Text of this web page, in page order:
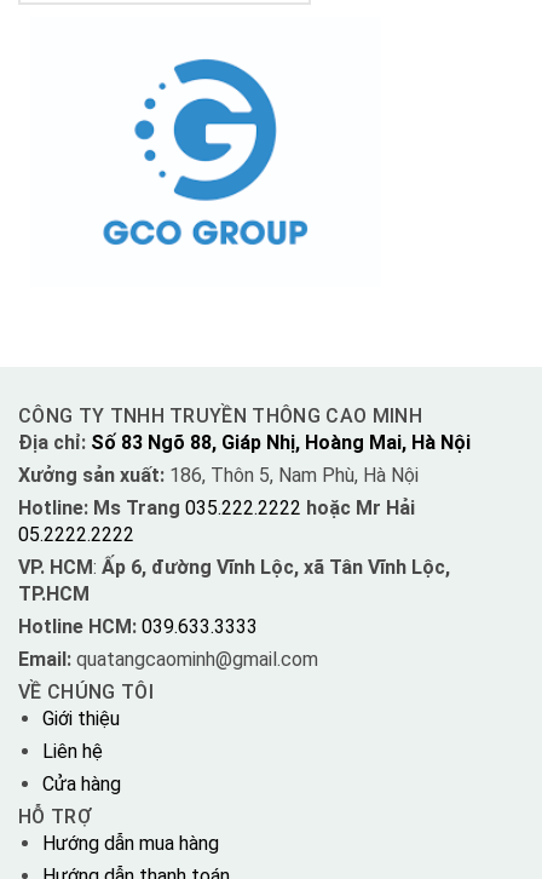
CÔNG TY TNHH TRUYỀN THÔNG CAO MINH
Địa chỉ: Số 83 Ngõ 88, Giáp Nhị, Hoàng Mai, Hà Nội
Xưởng sản xuất: 186, Thôn 5, Nam Phù, Hà Nội
Hotline: Ms Trang 035.222.2222 hoặc Mr Hải
05.2222.2222
VP. HCM: Ấp 6, đường Vĩnh Lộc, xã Tân Vĩnh Lộc,
TP.HCM
Hotline HCM: 039.633.3333
Email: quatangcaominh@gmail.com
VỀ CHÚNG TÔI
Giới thiệu
Liên hệ
Cửa hàng
HỖ TRỢ
Hướng dẫn mua hàng